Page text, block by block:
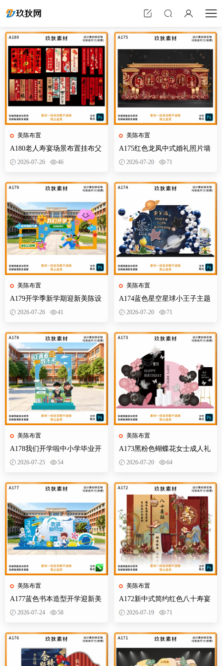
美陈布置
A180老人寿宴场景布置挂布父
母生日装饰寿星60岁帆布条酒
2026-07-26 46
美陈布置
A179开学季新学期迎新美陈设
计素材校园活动布置KT板背景
2026-07-26 41
美陈布置
A178我们开学啦中小学毕业开
学季拍照打卡美陈布置素材
2026-07-25 54
美陈布置
A177蓝色书本造型开学迎新美
陈KT板欢迎新同学开学典礼合
2026-07-24 58
美陈布置
A175红色龙凤中式婚礼照片墙
婚庆迎宾区背景布置效果图KT
2026-07-20 71
美陈布置
A174蓝色星空星球小王子主题
宝宝宴百天十岁生日舞台设计
2026-07-20 71
美陈布置
A173黑粉色蝴蝶花女士成人礼
生日典礼庆典网红装饰布置PS
2026-07-20 64
美陈布置
A172新中式简约红色八十寿宴
生日宴舞台迎宾区背景布置
2026-07-19 71